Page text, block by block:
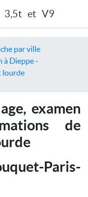
3,5t et V9
par ville
à Dieppe -
lourde
examen
de
Paris-